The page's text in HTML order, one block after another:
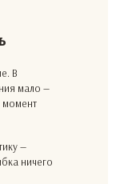
В
мало —
момент
—
ничего